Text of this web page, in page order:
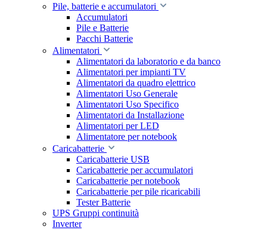
Pile, batterie e accumulatori
Accumulatori
Pile e Batterie
Pacchi Batterie
Alimentatori
Alimentatori da laboratorio e da banco
Alimentatori per impianti TV
Alimentatori da quadro elettrico
Alimentatori Uso Generale
Alimentatori Uso Specifico
Alimentatori da Installazione
Alimentatori per LED
Alimentatore per notebook
Caricabatterie
Caricabatterie USB
Caricabatterie per accumulatori
Caricabatterie per notebook
Caricabatterie per pile ricaricabili
Tester Batterie
UPS Gruppi continuità
Inverter